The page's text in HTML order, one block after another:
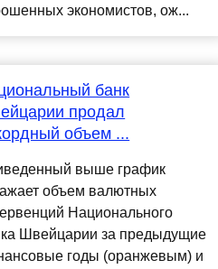
экономистов, ож...
банк
продал
объем ...
выше график
объем валютных
Национального
Швейцарии за предыдущие
годы (оранжевым) и